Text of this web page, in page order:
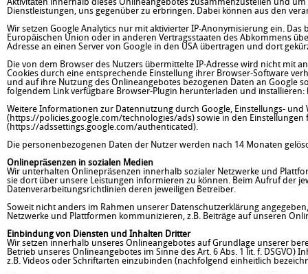
Aktivitäten innerhalb dieses Onlineangebotes zusammenzustellen und
Dienstleistungen, uns gegenüber zu erbringen. Dabei können aus den
Wir setzen Google Analytics nur mit aktivierter IP-Anonymisierung ein.
Europäischen Union oder in anderen Vertragsstaaten des Abkommens
Adresse an einen Server von Google in den USA übertragen und dort
Die von dem Browser des Nutzers übermittelte IP-Adresse wird nicht mit
Cookies durch eine entsprechende Einstellung ihrer Browser-Software
und auf ihre Nutzung des Onlineangebotes bezogenen Daten an Google
folgendem Link verfügbare Browser-Plugin herunterladen und installieren:
Weitere Informationen zur Datennutzung durch Google, Einstellungs-
( https://policies.google.com/technologies/ads) sowie in den
(https://adssettings.google.com/authenticated ).
Die personenbezogenen Daten der Nutzer werden nach 14 Monaten
Onlinepräsenzen in sozialen Medien
Wir unterhalten Onlinepräsenzen innerhalb sozialer Netzwerke und
sie dort über unsere Leistungen informieren zu können. Beim Aufruf der
Datenverarbeitungsrichtlinien deren jeweiligen Betreiber.
Soweit nicht anders im Rahmen unserer Datenschutzerklärung
Netzwerke und Plattformen kommunizieren, z.B. Beiträge auf unseren
Einbindung von Diensten und Inhalten Dritter
Wir setzen innerhalb unseres Onlineangebotes auf Grundlage unserer
Betrieb unseres Onlineangebotes im Sinne des Art. 6 Abs. 1 lit. f.
z.B. Videos oder Schriftarten einzubinden (nachfolgend einheitlich